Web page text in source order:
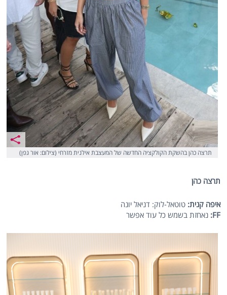
תרצה כהן בהשקת הקולקציה החדשה של המעצבת אילנית מזרחי (צילום: אור גפן)
תרצה כהן
איפה קנית: טוטאל-לוק: דניאל יונה
FF
: נאחזת בשמש כל עוד אפשר